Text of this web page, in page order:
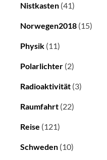
Nistkasten (41)
Norwegen2018 (15)
Physik (11)
Polarlichter (2)
Radioaktivität (3)
Raumfahrt (22)
Reise (121)
Schweden (10)